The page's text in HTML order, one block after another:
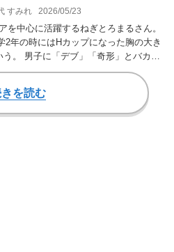
すみれ 2026/05/23
を中心に活躍するねぎとろまるさん。
年の時にはHカップになった胸の大き
。 男子に「デブ」「奇形」とバカに
を読む